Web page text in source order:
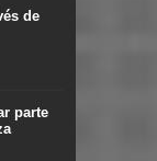
de
parte